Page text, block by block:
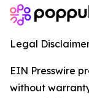
Legal
EIN Presswire
without